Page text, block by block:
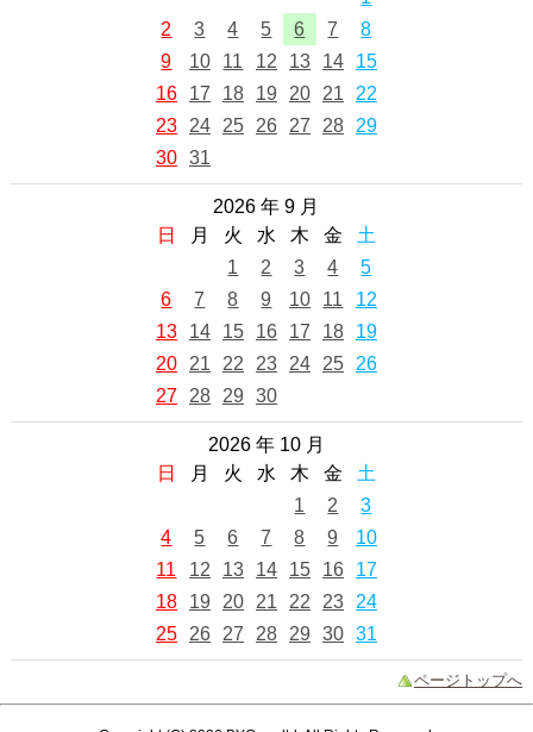
2
3 4 5 6 7
8
9
10 11 12 13 14
15
16
17 18 19 20 21
22
23
24 25 26 27 28
29
30 31
2026 年 9 月
日
月 火 水 木 金
土
1
2 3 4
5
6
7 8 9 10 11
12
13
14 15 16 17 18
19
20
21 22 23 24 25
26
27
28 29 30
2026 年 10 月
日
月 火 水 木 金
土
1
2
3
4
5 6 7 8 9
10
11
12 13 14 15 16
17
18
19 20 21 22 23
24
25
26 27 28 29 30 31
ページトップへ